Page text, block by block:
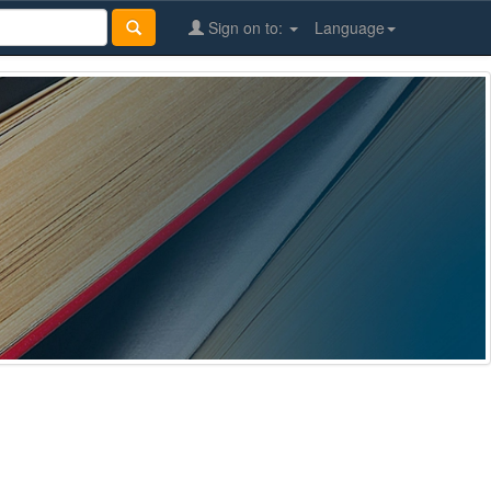
Language
Sign on to: